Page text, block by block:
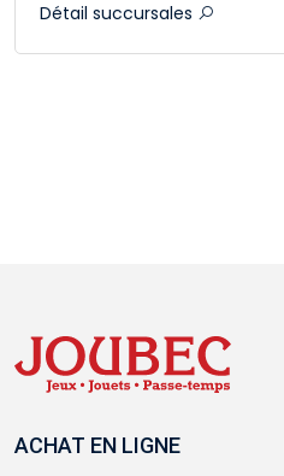
Détail succursales
ACHAT EN LIGNE